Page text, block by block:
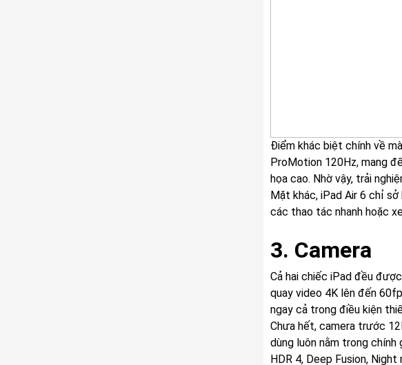
Điểm khác biệt chính về
ProMotion 120Hz, mang
họa cao. Nhờ vậy, trải
Mặt khác, iPad Air 6 chỉ
các thao tác nhanh hoặc
3. Camera
Cả hai chiếc iPad đều
quay video 4K lên đến
ngay cả trong điều kiện
Chưa hết, camera trước
dùng luôn nằm trong chính
HDR 4, Deep Fusion,